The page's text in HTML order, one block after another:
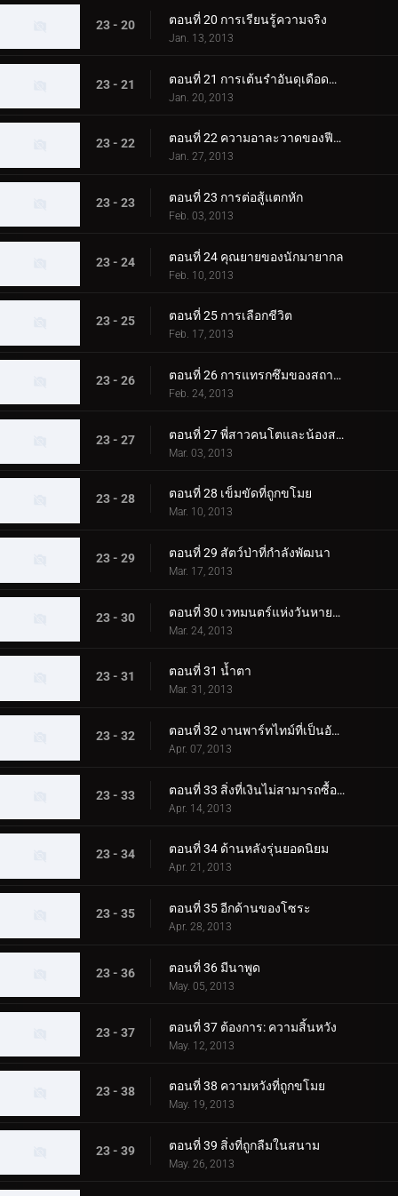
23 - 20 ตอนที่ 20 การเรียนรู้ความจริง
Jan. 13, 2013
23 - 21 ตอนที่ 21 การเต้นรำอันดุเดือดของมังกร
Jan. 20, 2013
23 - 22 ตอนที่ 22 ความอาละวาดของฟีนิกซ์
Jan. 27, 2013
23 - 23 ตอนที่ 23 การต่อสู้แตกหัก
Feb. 03, 2013
23 - 24 ตอนที่ 24 คุณยายของนักมายากล
Feb. 10, 2013
23 - 25 ตอนที่ 25 การเลือกชีวิต
Feb. 17, 2013
23 - 26 ตอนที่ 26 การแทรกซึมของสถาบัน
Feb. 24, 2013
23 - 27 ตอนที่ 27 พี่สาวคนโตและน้องสาวคนเล็ก
Mar. 03, 2013
23 - 28 ตอนที่ 28 เข็มขัดที่ถูกขโมย
Mar. 10, 2013
23 - 29 ตอนที่ 29 สัตว์ป่าที่กำลังพัฒนา
Mar. 17, 2013
23 - 30 ตอนที่ 30 เวทมนตร์แห่งวันหายไป
Mar. 24, 2013
23 - 31 ตอนที่ 31 น้ำตา
Mar. 31, 2013
23 - 32 ตอนที่ 32 งานพาร์ทไทม์ที่เป็นอันตราย
Apr. 07, 2013
23 - 33 ตอนที่ 33 สิ่งที่เงินไม่สามารถซื้อได้
Apr. 14, 2013
23 - 34 ตอนที่ 34 ด้านหลังรุ่นยอดนิยม
Apr. 21, 2013
23 - 35 ตอนที่ 35 อีกด้านของโซระ
Apr. 28, 2013
23 - 36 ตอนที่ 36 มีนาพูด
May. 05, 2013
23 - 37 ตอนที่ 37 ต้องการ: ความสิ้นหวัง
May. 12, 2013
23 - 38 ตอนที่ 38 ความหวังที่ถูกขโมย
May. 19, 2013
23 - 39 ตอนที่ 39 สิ่งที่ถูกลืมในสนาม
May. 26, 2013